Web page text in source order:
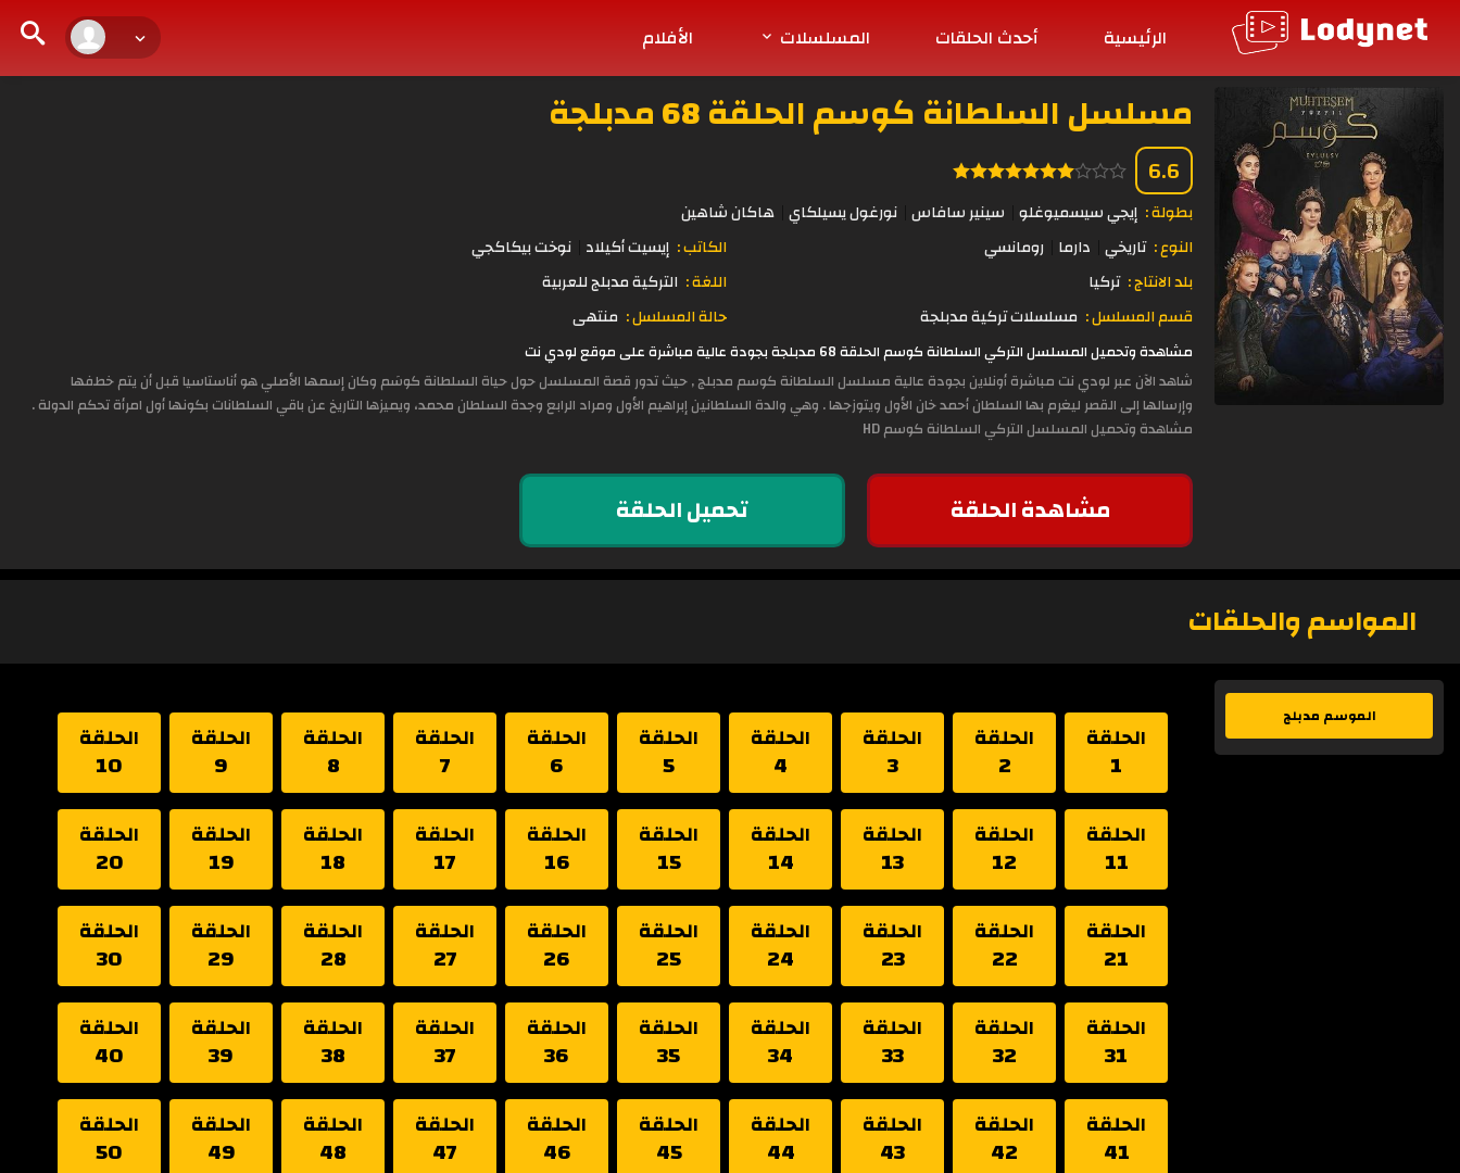
الرئيسية أحدث الحلقات المسلسلات الأفلام
مسلسل السلطانة كوسم الحلقة 68 مدبلجة
6.6
بطولة : إيجي سيسميوغلو سينير سافاس نورغول يسيلكاي هاكان شاهين
النوع : تاريخي دارما رومانسي الكاتب : إيسيت أكيلاد نوخت بيكاكجي
بلد الانتاج : تركيا اللغة : التركية مدبلج للعربية
قسم المسلسل : مسلسلات تركية مدبلجة حالة المسلسل : منتهى
مشاهدة وتحميل المسلسل التركي السلطانة كوسم الحلقة 68 مدبلجة بجودة عالية مباشرة على موقع لودي نت
شاهد الآن عبر لودي نت مباشرة أونلاين بجودة عالية مسلسل السلطانة كوسم مدبلج , حيث تدور قصة المسلسل حول حياة السلطانة كوسَم وكان إسمها الأصلي هو أناستاسيا قبل أن يتم خطفها
وإرسالها إلى القصر ليغرم بها السلطان أحمد خان الأول ويتوزجها . وهي والدة السلطانين إبراهيم الأول ومراد الرابع وجدة السلطان محمد، ويميزها التاريخ عن باقي السلطانات بكونها أول امرأة تحكم الدولة .
مشاهدة وتحميل المسلسل التركي السلطانة كوسم HD
مشاهدة الحلقة تحميل الحلقة
المواسم والحلقات
الموسم مدبلج
الحلقة
1
الحلقة
2
الحلقة
3
الحلقة
4
الحلقة
5
الحلقة
6
الحلقة
7
الحلقة
8
الحلقة
9
الحلقة
10
الحلقة
11
الحلقة
12
الحلقة
13
الحلقة
14
الحلقة
15
الحلقة
16
الحلقة
17
الحلقة
18
الحلقة
19
الحلقة
20
الحلقة
21
الحلقة
22
الحلقة
23
الحلقة
24
الحلقة
25
الحلقة
26
الحلقة
27
الحلقة
28
الحلقة
29
الحلقة
30
الحلقة
31
الحلقة
32
الحلقة
33
الحلقة
34
الحلقة
35
الحلقة
36
الحلقة
37
الحلقة
38
الحلقة
39
الحلقة
40
الحلقة
41
الحلقة
42
الحلقة
43
الحلقة
44
الحلقة
45
الحلقة
46
الحلقة
47
الحلقة
48
الحلقة
49
الحلقة
50